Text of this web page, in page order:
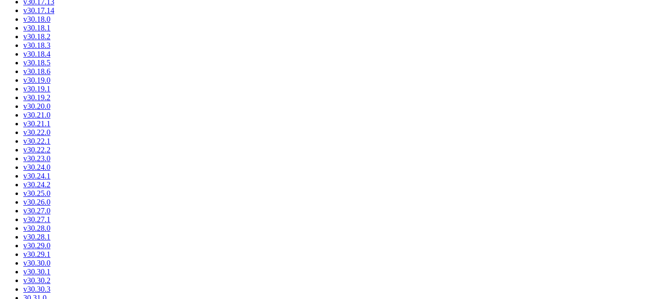
v30.17.14
v30.18.0
v30.18.1
v30.18.2
v30.18.3
v30.18.4
v30.18.5
v30.18.6
v30.19.0
v30.19.1
v30.19.2
v30.20.0
v30.21.0
v30.21.1
v30.22.0
v30.22.1
v30.22.2
v30.23.0
v30.24.0
v30.24.1
v30.24.2
v30.25.0
v30.26.0
v30.27.0
v30.27.1
v30.28.0
v30.28.1
v30.29.0
v30.29.1
v30.30.0
v30.30.1
v30.30.2
v30.30.3